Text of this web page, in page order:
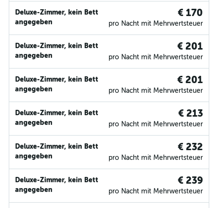
Deluxe-Zimmer, kein Bett
angegeben
€ 170
pro Nacht mit Mehrwertsteuer
Deluxe-Zimmer, kein Bett
angegeben
€ 201
pro Nacht mit Mehrwertsteuer
Deluxe-Zimmer, kein Bett
angegeben
€ 201
pro Nacht mit Mehrwertsteuer
Deluxe-Zimmer, kein Bett
angegeben
€ 213
pro Nacht mit Mehrwertsteuer
Deluxe-Zimmer, kein Bett
angegeben
€ 232
pro Nacht mit Mehrwertsteuer
Deluxe-Zimmer, kein Bett
angegeben
€ 239
pro Nacht mit Mehrwertsteuer